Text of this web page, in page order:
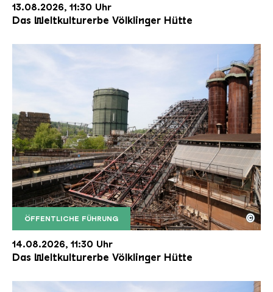
13.08.2026, 11:30 Uhr
Das Weltkulturerbe Völklinger Hütte
ÖFFENTLICHE FÜHRUNG
Der Erzschrägaufzug der Völklinger Hütte mit
Copyright: Weltkulturerbe Völklinger Hütte | Karl
©
14.08.2026, 11:30 Uhr
Das Weltkulturerbe Völklinger Hütte